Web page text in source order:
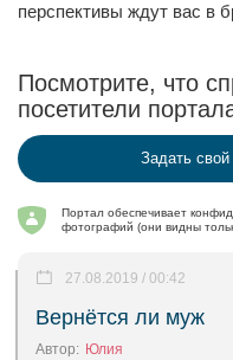
перспективы ждут вас в
Посмотрите, что
посетители
Задать
Портал обеспечивает
фотографий (они видны
Вернётся ли муж
27.08.2019 / 00:42
Автор: Юлия